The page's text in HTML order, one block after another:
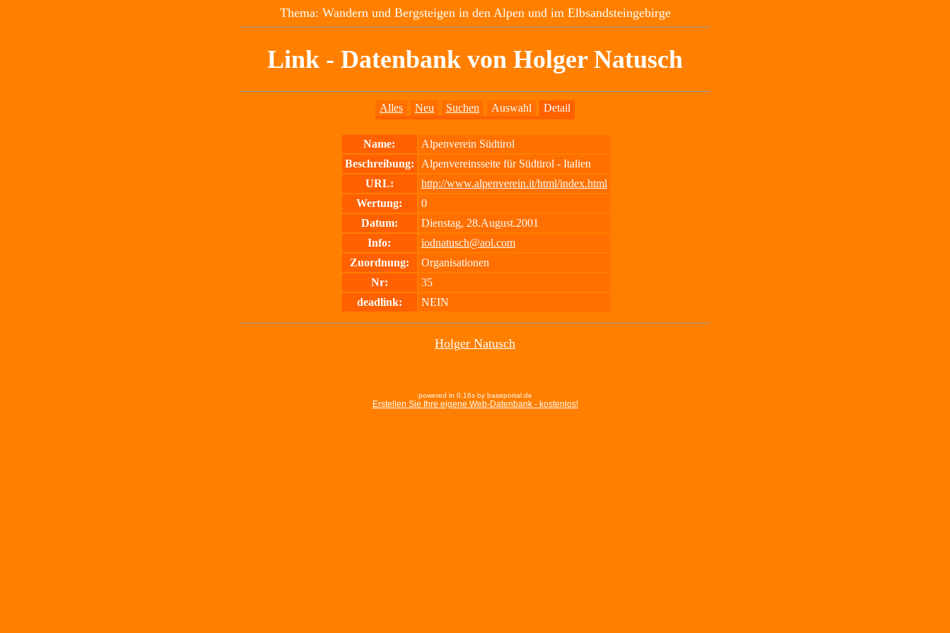
Thema: Wandern und Bergsteigen in den Alpen und im Elbsandsteingebirge
Link - Datenbank von Holger Natusch
Alles Neu Suchen Auswahl Detail
Name:
Alpenverein Südtirol
Beschreibung:
Alpenvereinsseite für Südtirol - Italien
URL:
http://www.alpenverein.it/html/index.html
Wertung:
0
Datum:
Dienstag, 28.August.2001
Info:
iodnatusch@aol.com
Zuordnung:
Organisationen
Nr:
35
deadlink:
NEIN
Holger Natusch
powered in 0.16s by baseportal.de
Erstellen Sie Ihre eigene Web-Datenbank - kostenlos!